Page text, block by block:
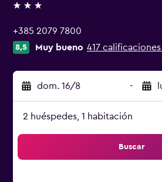
3 estrellas
+385 2079 7800
8,5 Muy bueno 417
dom. 16/8 -
2 huéspedes, 1 habitación
Buscar